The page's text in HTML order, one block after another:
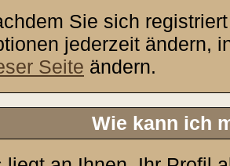
Sie sich
jederzeit ändern,
Seite ändern.
Wie kann ich